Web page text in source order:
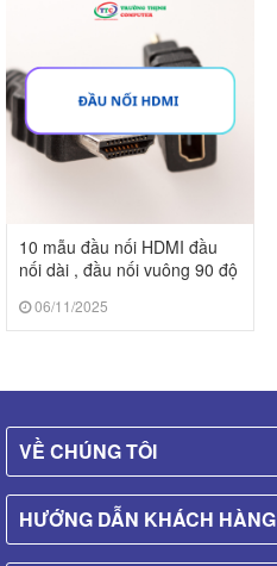
10 mẫu đầu nối HDMI đầu
nối dài , đầu nối vuông 90 độ
06/11/2025
VỀ CHÚNG TÔI
HƯỚNG DẪN KHÁCH HÀNG